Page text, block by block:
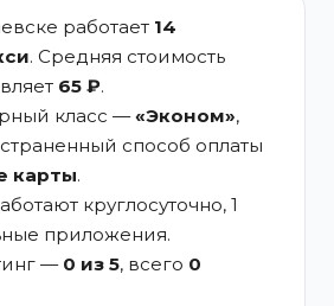
работает 14
. Средняя стоимость
65 ₽.
класс —«Эконом»,
способ оплаты
карты.
круглосуточно, 1
приложения.
— 0 из 5, всего 0